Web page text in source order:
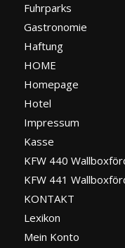
Fuhrparks
Gastronomie
Haftung
HOME
Homepage
Hotel
Impressum
Kasse
KFW 440
KFW 441
KONTAKT
Lexikon
Mein Konto